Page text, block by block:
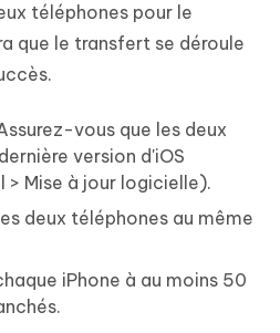
téléphones pour le
que le transfert se déroule
vous que les deux
version d'iOS
> Mise à jour logicielle).
deux téléphones au même
iPhone à au moins 50